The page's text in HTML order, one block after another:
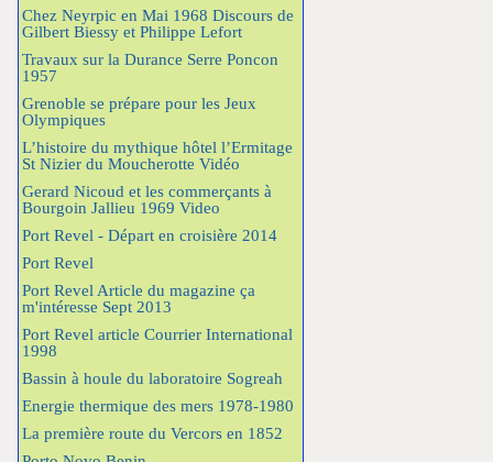
Chez Neyrpic en Mai 1968 Discours de
Gilbert Biessy et Philippe Lefort
Travaux sur la Durance Serre Poncon
1957
Grenoble se prépare pour les Jeux
Olympiques
L’histoire du mythique hôtel l’Ermitage
St Nizier du Moucherotte Vidéo
Gerard Nicoud et les commerçants à
Bourgoin Jallieu 1969 Video
Port Revel - Départ en croisière 2014
Port Revel
Port Revel Article du magazine ça
m'intéresse Sept 2013
Port Revel article Courrier International
1998
Bassin à houle du laboratoire Sogreah
Energie thermique des mers 1978-1980
La première route du Vercors en 1852